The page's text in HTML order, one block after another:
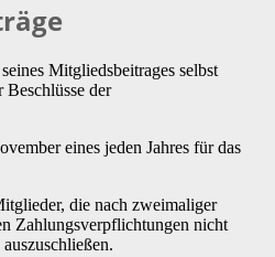
Mitgliedsbeitrages selbst
Beschlüsse der
eines jeden Jahres für das
die nach zweimaliger
Zahlungsverpflichtungen nicht